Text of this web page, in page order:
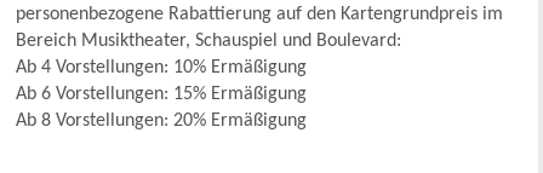
personenbezogene Rabattierung auf den Kartengrundpreis im
Bereich Musiktheater, Schauspiel und Boulevard:
Ab 4 Vorstellungen: 10% Ermäßigung
Ab 6 Vorstellungen: 15% Ermäßigung
Ab 8 Vorstellungen: 20% Ermäßigung